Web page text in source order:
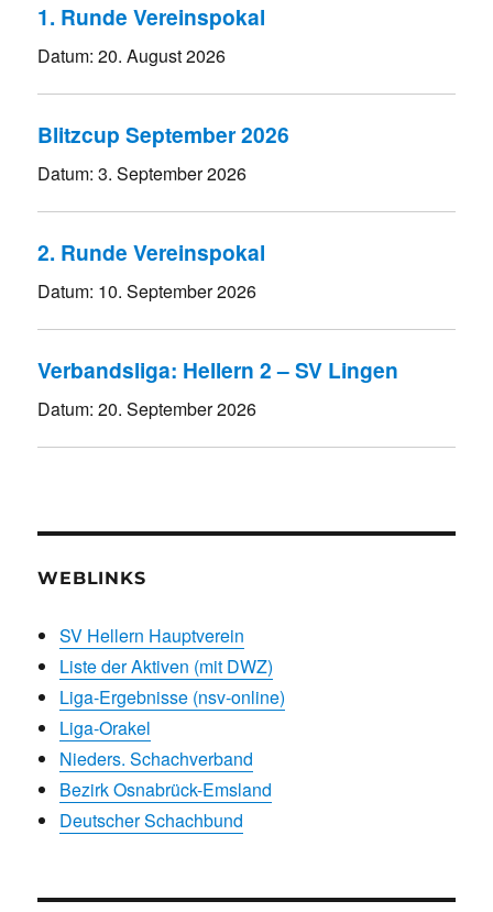
1. Runde Vereinspokal
Datum:20. August 2026
Blitzcup September 2026
Datum:3. September 2026
2. Runde Vereinspokal
Datum: 10. September 2026
Verbandsliga: Hellern 2 – SV Lingen
Datum:20. September 2026
WEBLINKS
SV Hellern Hauptverein
Liste der Aktiven (mit DWZ)
Liga-Ergebnisse (nsv-online)
Liga-Orakel
Nieders. Schachverband
Bezirk Osnabrück-Emsland
Deutscher Schachbund